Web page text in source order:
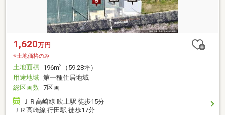
1,620万円
※土地価格のみ
土地面積 196m2
（59.28坪）
用途地域 第一種住居地域
総区画数 7区画
ＪＲ高崎線 吹上駅 徒歩15分
ＪＲ高崎線 行田駅 徒歩17分